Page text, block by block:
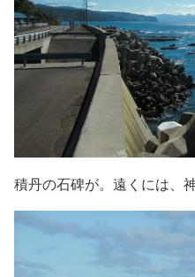
積丹の石碑が。遠くには、